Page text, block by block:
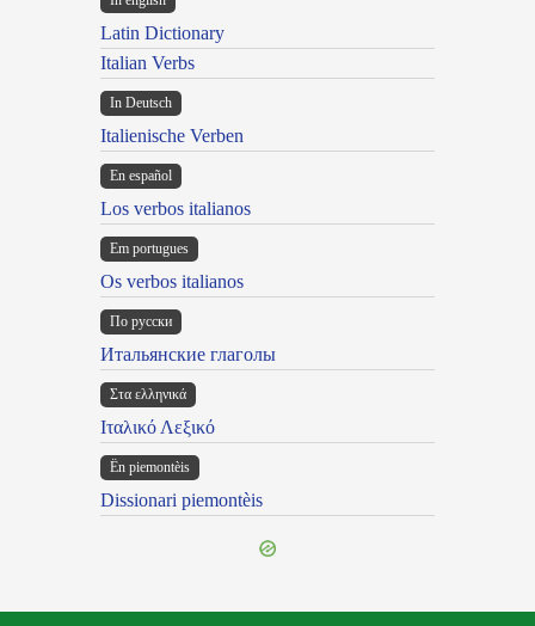
Latin Dictionary
Italian Verbs
In Deutsch
Italienische Verben
En español
Los verbos italianos
Em portugues
Os verbos italianos
По русски
Итальянские глаголы
Στα ελληνικά
Ιταλικό Λεξικό
Ën piemontèis
Dissionari piemontèis